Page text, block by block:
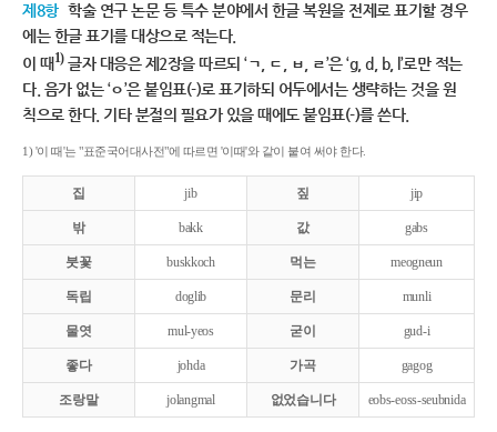
제8항 학술 연구 논문 등 특수 분야에서 한글 복원을 전제로 표기할 경우
에는 한글 표기를 대상으로 적는다.
이 때1)글자 대응은 제2장을 따르되 ‘ㄱ, ㄷ, ㅂ, ㄹ’은 ‘g, d, b, l’로만 적는
다. 음가 없는 ‘ㅇ’은 붙임표(-)로 표기하되 어두에서는 생략하는 것을 원
칙으로 한다. 기타 분절의 필요가 있을 때에도 붙임표(-)를 쓴다.
1) '이 때'는 "표준국어대사전"에 따르면 '이때'와 같이 붙여 써야 한다.
집 jib 짚 jip
밖 bakk 값 gabs
붓꽃 buskkoch 먹는 meogneun
독립 doglib 문리 munli
물엿 mul-yeos 굳이 gud-i
좋다 johda 가곡 gagog
조랑말 jolangmal 없었습니다 eobs-eoss-seubnida